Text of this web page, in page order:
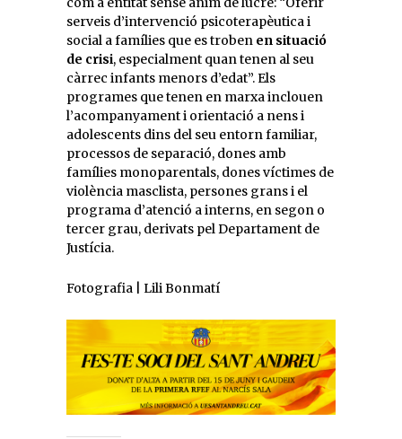
serveis d’intervenció psicoterapèutica i
social a famílies que es troben en situació
de crisi, especialment quan tenen al seu
càrrec infants menors d’edat”. Els
programes que tenen en marxa inclouen
l’acompanyament i orientació a nens i
adolescents dins del seu entorn familiar,
processos de separació, dones amb
famílies monoparentals, dones víctimes de
violència masclista, persones grans i el
programa d’atenció a interns, en segon o
tercer grau, derivats pel Departament de
Justícia.
Fotografia | Lili Bonmatí